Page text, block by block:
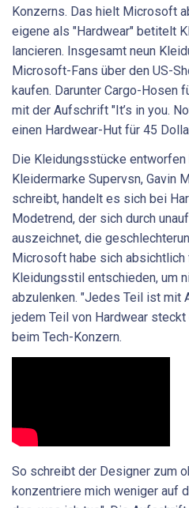
Konzerns. Das hielt Microsoft
eigene als "Hardwear" betitelt
lancieren. Insgesamt neun
Microsoft-Fans über den US-
kaufen. Darunter Cargo-Hosen
mit der Aufschrift "It’s in you.
einen Hardwear-Hut für 45
Die Kleidungsstücke entworfen
Kleidermarke Supervsn, Gavin
schreibt, handelt es sich bei
Modetrend, der sich durch
auszeichnet, die
Microsoft habe sich absichtlich
Kleidungsstil entschieden, um
abzulenken. "Jedes Teil ist mit
jedem Teil von Hardwear
beim Tech-Konzern.
So schreibt der Designer zum
konzentriere mich weniger auf